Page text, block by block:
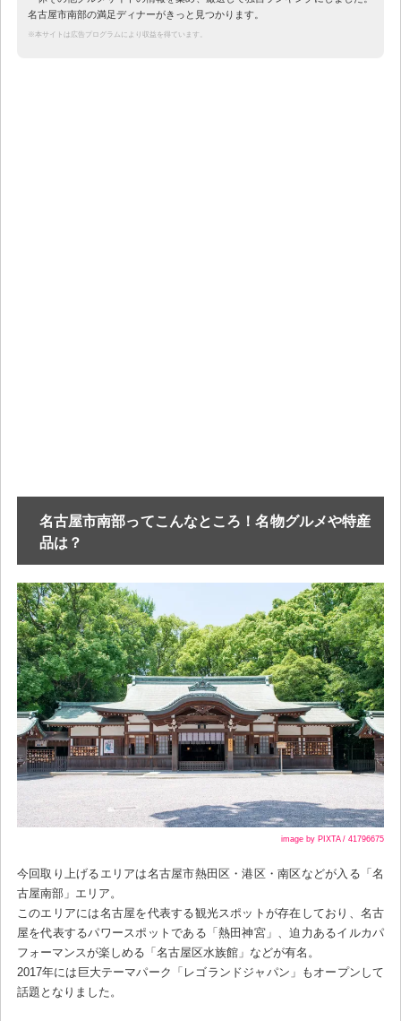
名古屋市南部の満足ディナーがきっと見つかります。
※本サイトは広告プログラムにより収益を得ています。
名古屋市南部ってこんなところ！名物グルメや特産
品は？
image by PIXTA / 41796675
今回取り上げるエリアは名古屋市熱田区・港区・南区などが入る「名
古屋南部」エリア。
このエリアには名古屋を代表する観光スポットが存在しており、名古
屋を代表するパワースポットである「熱田神宮」、迫力あるイルカパ
フォーマンスが楽しめる「名古屋区水族館」などが有名。
2017年には巨大テーマパーク「レゴランドジャパン」もオープンして
話題となりました。